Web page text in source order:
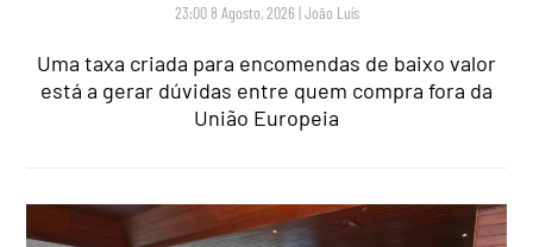
23:00 8 Agosto, 2026 |João Luís
Uma taxa criada para encomendas de baixo valor
está a gerar dúvidas entre quem compra fora da
União Europeia